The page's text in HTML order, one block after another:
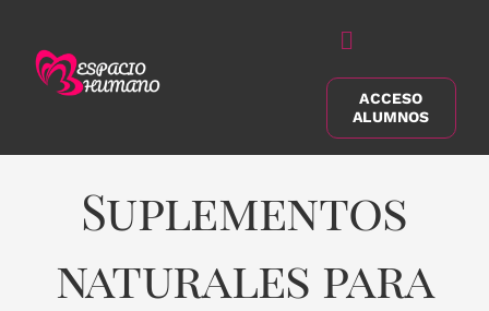
contenido
Alternar
navegación
Buscar:
ACCESO
ALUMNOS
Suplementos
naturales para